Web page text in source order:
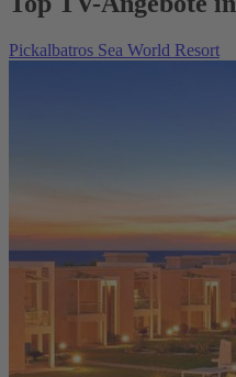
Pickalbatros Sea World Resort